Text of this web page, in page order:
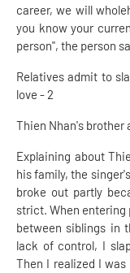
career, we will
you know your
person", the person
Relatives admit to
love - 2
Thien Nhan's
Explaining about
his family, the
broke out partly
strict. When entering
between siblings in
lack of control, I
Then I realized I